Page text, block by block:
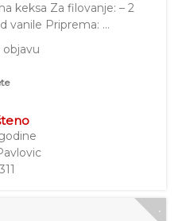
keksa Za filovanje: – 2
vanile Priprema: …
objavu